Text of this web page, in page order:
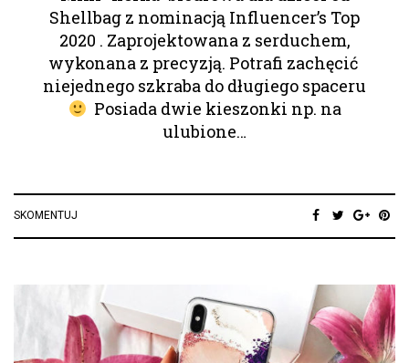
Shellbag z nominacją Influencer’s Top
2020 . Zaprojektowana z serduchem,
wykonana z precyzją. Potrafi zachęcić
niejednego szkraba do długiego spaceru
Posiada dwie kieszonki np. na
ulubione…
SKOMENTUJ